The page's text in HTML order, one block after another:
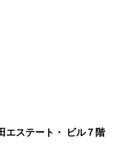
エステート・ ビル７階